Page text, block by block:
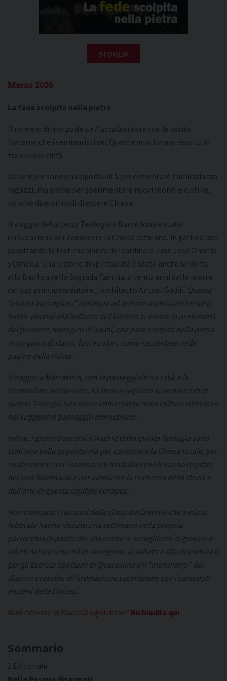
SFOGLIA
Marzo 2026
La fede scolpita nella pietra
Il numero di marzo de La Fiaccola si apre con le uscite
fraterne che i seminaristi del Quadriennio hanno vissuto in
tre diverse città.
Da sempre sono un’opportunità per cementare l’amicizia tra
ragazzi, ma anche per sperimentare nuovi mondi e culture,
nonché diversi modi di essere Chiesa.
Il viaggio della terza Teologia a Barcellona è stato
un’occasione per conoscere la Chiesa catalana, in particolare
ascoltando la testimonianza del cardinale Juan José Omella
y Omella. Una lezione di spiritualità è stata anche la visita
alla Basilica della Sagrada Familia, a cento anni dalla morte
del suo principale autore, l’architetto Antoni Gaudí. Questa
“eterna incompiuta” continua ad attirare moltissimi turisti e
fedeli, perché alla bellezza dell’edificio si unisce la profondità
del pensiero teologico diGaudí, che pare scolpito nella pietra
in un gioco di slanci, luci e colori, come raccontato nelle
pagine della rivista.
Il viaggio a Marrakech, con le passeggiate tra i suk e la
cammellata nel deserto, ha invece regalato ai seminaristi di
quarta Teologia una breve immersione nella cultura islamica e
nel suggestivo paesaggio marocchino.
Infine, i giorni trascorsi a Madrid dalla quinta Teologia sono
stati una bella opportunità per conoscere la Chiesa locale, per
confrontarsi con i seminaristi madrileni che li hanno ospitati
nel loro Seminario e per ammirare la ricchezza della storia e
dell’arte di questa capitale europea.
Non mancano i racconti delle classi del Biennio che a inizio
febbraio hanno vissuto una settimana nella propria
parrocchia di pastorale, ma anche le accoglienze di giovani e
adulti nella comunità di Venegono, al sabato e alla domenica e
poi gli Esercizi spirituali di Quaresima e il “mensilario” dei
diaconi prossimi all’ordinazione sacerdotale con i sacerdoti
anziani della Diocesi.
Vuoi ricevere la Fiaccola ogni mese? Richiedila qui
Sommario
1 Editoriale
Nella Pasqua disarmati